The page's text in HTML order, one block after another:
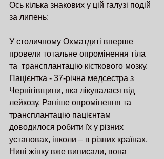
Ось кілька знакових у цій галузі подій
за липень:
У столичному Охматдиті вперше
провели тотальне опромінення тіла
та  трансплантацію кісткового мозку.
Пацієнтка - 37-річна медсестра з
Чернігівщини, яка лікувалася від
лейкозу. Раніше опромінення та
трансплантацію пацієнтам
доводилося робити їх у різних
установах, інколи – в різних країнах.
Нині жінку вже виписали, вона